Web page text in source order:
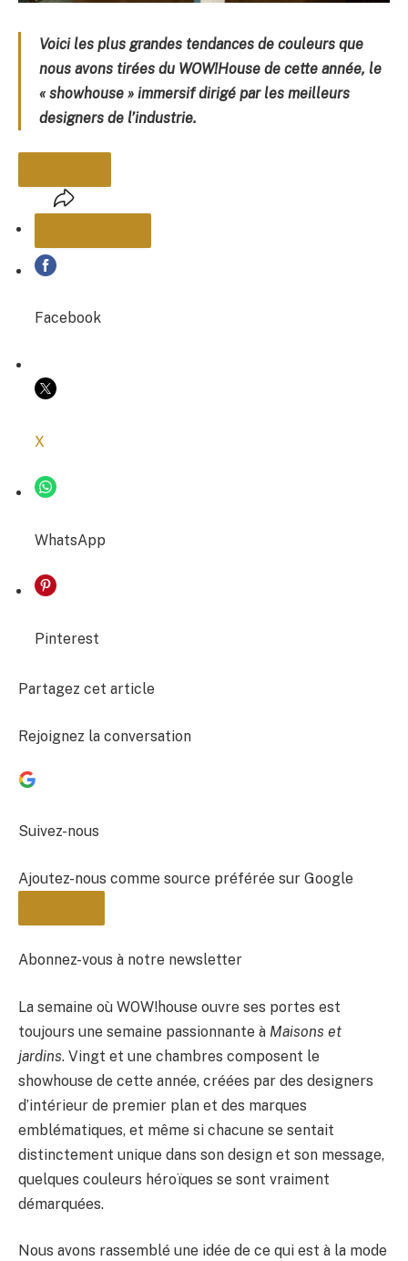
Voici les plus grandes tendances de couleurs que
nous avons tirées du WOW!House de cette année, le
« showhouse » immersif dirigé par les meilleurs
designers de l’industrie.
PARTAGER
COPIER LE LIEN
Facebook
X
WhatsApp
Pinterest
Partagez cet article
Rejoignez la conversation
Suivez-nous
Ajoutez-nous comme source préférée sur Google
BULLETIN
Abonnez-vous à notre newsletter
La semaine où WOW!house ouvre ses portes est
toujours une semaine passionnante à Maisons et
jardins. Vingt et une chambres composent le
showhouse de cette année, créées par des designers
d’intérieur de premier plan et des marques
emblématiques, et même si chacune se sentait
distinctement unique dans son design et son message,
quelques couleurs héroïques se sont vraiment
démarquées.
Nous avons rassemblé une idée de ce qui est à la mode